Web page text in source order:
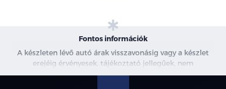
6-irányban állítható vezetőülés
4-irányban állítható utasülés
Fontos információk
A készleten lévő autó árak visszavonásig vagy a készlet
erejéig érvényesek, tájékoztató jellegűek, nem
minősülnek ajánlattételnek, a képek csak illusztrációk. A